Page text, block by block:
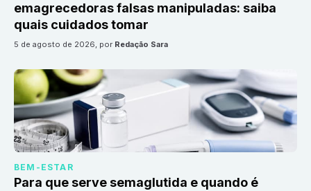
emagrecedoras falsas manipuladas: saiba
quais cuidados tomar
5 de agosto de 2026, por Redação Sara
BEM-ESTAR
Para que serve semaglutida e quando é